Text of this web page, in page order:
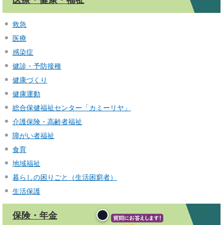
救急
医療
感染症
健診・予防接種
健康づくり
健康運動
総合保健福祉センター「カミーリヤ」
介護保険・高齢者福祉
障がい者福祉
食育
地域福祉
暮らしの困りごと（生活困窮者）
生活保護
保険・年金